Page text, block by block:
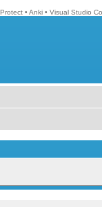
• Anki • Visual Studio